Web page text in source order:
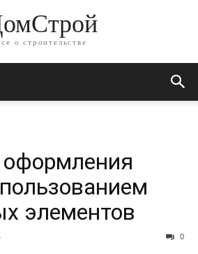
о строительстве
элементов
0